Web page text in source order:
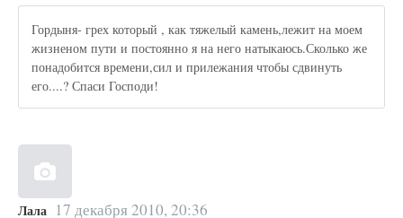
Гордыня- грех который , как тяжелый камень,лежит на моем
жизненом пути и постоянно я на него натыкаюсь.Сколько же
понадобится времени,сил и прилежания чтобы сдвинуть
его....? Спаси Господи!
Лала 17 декабря 2010, 20:36